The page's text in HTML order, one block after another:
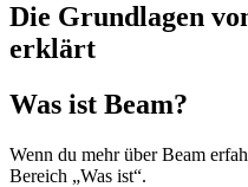
Die Grundlagen
erklärt
Was ist Beam?
Wenn du mehr über Beam
Bereich „Was ist“.